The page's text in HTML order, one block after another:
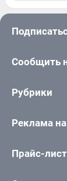
Сообщить
Рубрики
Реклама
Прайс-лист